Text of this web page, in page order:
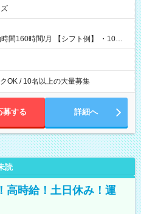
【シフト例】 ・10：
OK / 10名以上の大量募集
募する 詳細へ
読
高時給！土日休み！運